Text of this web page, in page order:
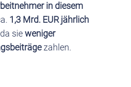
in diesem
1,3 Mrd. EUR jährlich
sieweniger
zahlen.